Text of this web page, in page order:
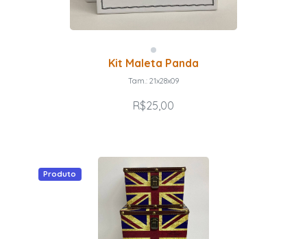
Kit Maleta Panda
Tam.: 21x28x09
R$25,00
Produto